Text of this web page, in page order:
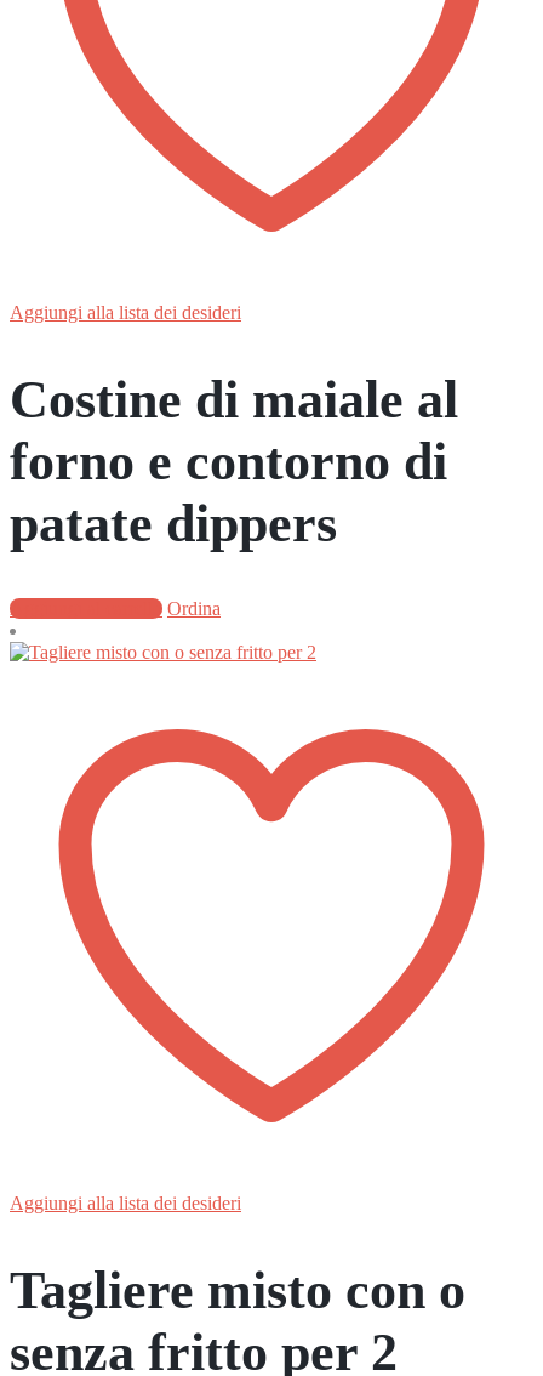
Aggiungi alla lista dei desideri
Costine di maiale al
forno e contorno di
patate dippers
Aggiungi al carrello Ordina
Aggiungi alla lista dei desideri
Tagliere misto con o
senza fritto per 2